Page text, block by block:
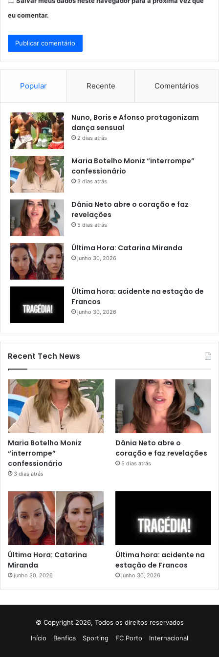
eu comentar.
Popular Recente Comentários
Nuno, Boris e Afonso protagonizam
dança sensual
2 dias atrás
Maria Botelho Moniz “interrompe”
confessionário
3 dias atrás
Dânia Neto abre o coração e faz
revelações
5 dias atrás
Última Hora: Catarina Miranda
junho 30, 2026
Última hora: acidente na estação de
Francos
junho 30, 2026
Recent Tech News
Maria Botelho Moniz
“interrompe”
confessionário
3 dias atrás
Dânia Neto abre o
coração e faz revelações
5 dias atrás
Última Hora: Catarina
Miranda
junho 30, 2026
Última hora: acidente na
estação de Francos
junho 30, 2026
© Copyright 2026, Todos os direitos reservados
Início
Benfica Sporting FC Porto Internacional